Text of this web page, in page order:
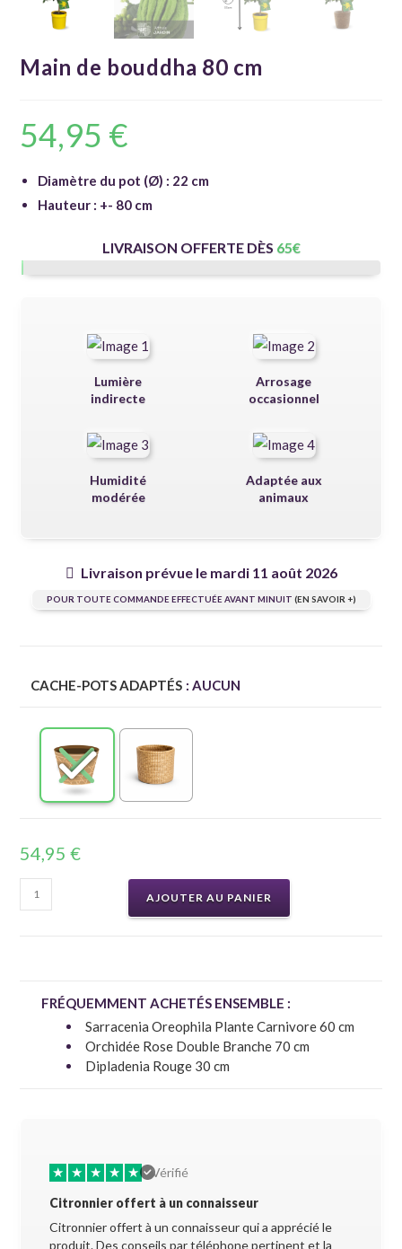
Main de bouddha 80 cm
54,95 €
Diamètre du pot (Ø) : 22 cm
Hauteur : +- 80 cm
LIVRAISON OFFERTE DÈS 65€
Lumière
indirecte
Arrosage
occasionnel
Humidité
modérée
Adaptée aux
animaux
Livraison prévue le mardi 11 août 2026
POUR TOUTE COMMANDE EFFECTUÉE AVANT MINUIT (EN SAVOIR +)
CACHE-POTS ADAPTÉS : AUCUN
54,95€
AJOUTER AU PANIER
FRÉQUEMMENT ACHETÉS ENSEMBLE :
Sarracenia Oreophila Plante Carnivore 60 cm
Orchidée Rose Double Branche 70 cm
Dipladenia Rouge 30 cm
★ ★ ★ ★ ★
Vérifié
Citronnier offert à un connaisseur
Citronnier offert à un connaisseur qui a apprécié le
produit. Des conseils par téléphone pertinent et la